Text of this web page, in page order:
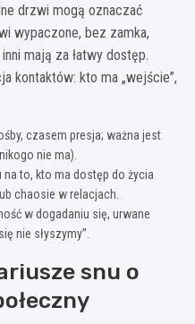
drzwi mogą oznaczać
wypaczone, bez zamka,
mają za łatwy dostęp.
kontaktów: kto ma „wejście”,
czasem presja; ważna jest
nie ma).
na to, kto ma dostęp do życia
chaosie w relacjach.
w dogadaniu się, urwane
nie słyszymy”.
snu o